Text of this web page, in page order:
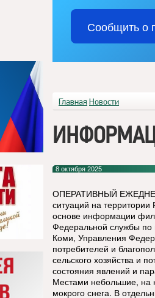
Сообщить о
Главная Новости
8 октября 2025
ОПЕРАТИВНЫЙ
ситуаций на территории
основе информации
Федеральной службы по
Коми, Управления
потребителей и
сельского хозяйства и
состояния явлений и
Местами небольшие, на
мокрого снега. В